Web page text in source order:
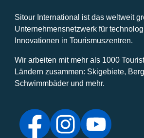
Sitour International ist das weltweit
Unternehmensnetzwerk für
Innovationen in Tourismuszentren.
Wir arbeiten mit mehr als 1000
Ländern zusammen: Skigebiete,
Schwimmbäder und mehr.